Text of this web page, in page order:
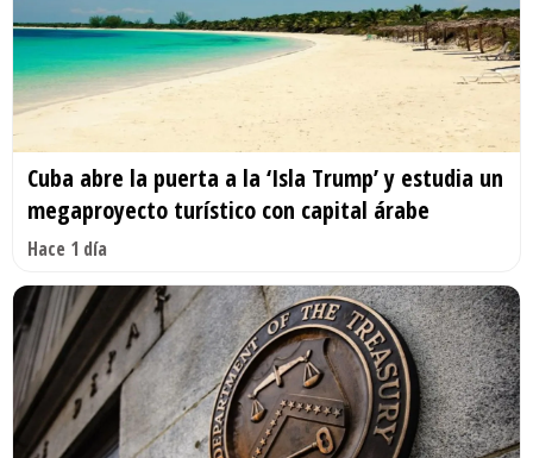
Cuba abre la puerta a la ‘Isla Trump’ y estudia un
megaproyecto turístico con capital árabe
Hace 1 día